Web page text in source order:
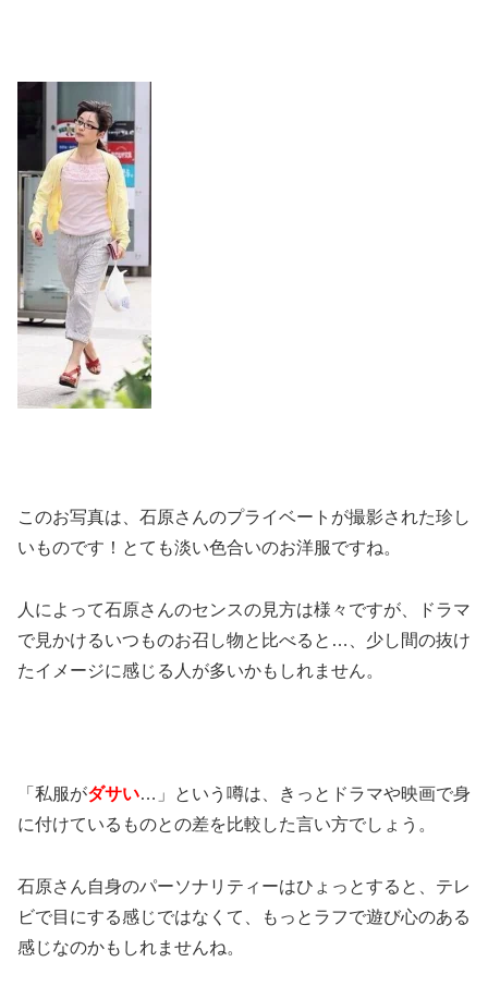
このお写真は、石原さんのプライベートが撮影された珍し
いものです！とても淡い色合いのお洋服ですね。
人によって石原さんのセンスの見方は様々ですが、ドラマ
で見かけるいつものお召し物と比べると …
、少し間の抜け
たイメージに感じる人が多いかもしれません。
「私服がダサい… 」という噂は、きっとドラマや映画で身
に付けているものとの差を比較した言い方でしょう。
石原さん自身のパーソナリティーはひょっとすると、テレ
ビで目にする感じではなくて、もっとラフで遊び心のある
感じなのかもしれませんね。